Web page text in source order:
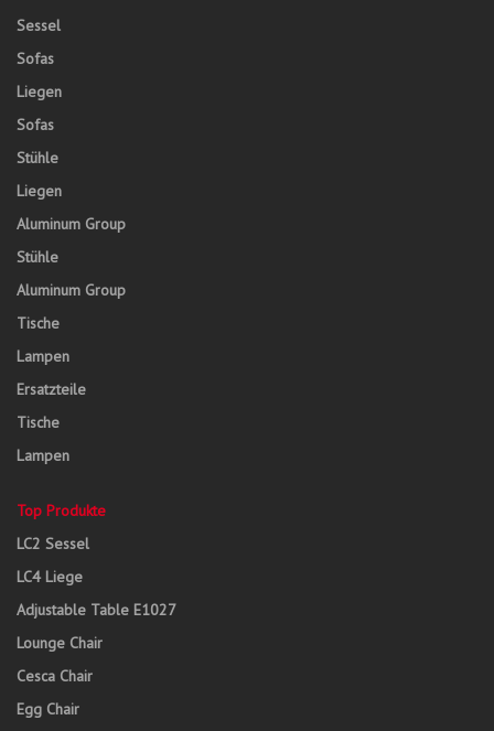
Sessel
Sofas
Liegen
Sofas
Stühle
Liegen
Aluminum Group
Stühle
Aluminum Group
Tische
Lampen
Ersatzteile
Tische
Lampen
Top Produkte
LC2 Sessel
LC4 Liege
Adjustable Table E1027
Lounge Chair
Cesca Chair
Egg Chair